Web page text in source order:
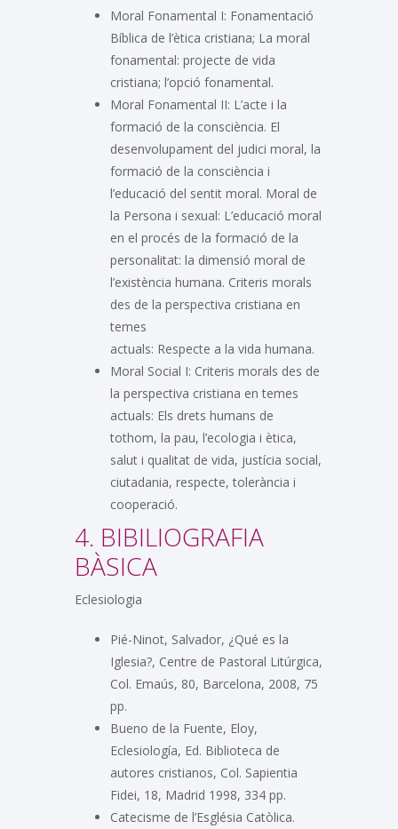
Moral Fonamental I: Fonamentació
Bíblica de l’ètica cristiana; La moral
fonamental: projecte de vida
cristiana; l’opció fonamental.
Moral Fonamental II: L’acte i la
formació de la consciència. El
desenvolupament del judici moral, la
formació de la consciència i
l’educació del sentit moral. Moral de
la Persona i sexual: L’educació moral
en el procés de la formació de la
personalitat: la dimensió moral de
l’existència humana. Criteris morals
des de la perspectiva cristiana en
temes
actuals: Respecte a la vida humana.
Moral Social I: Criteris morals des de
la perspectiva cristiana en temes
actuals: Els drets humans de
tothom, la pau, l’ecologia i ètica,
salut i qualitat de vida, justícia social,
ciutadania, respecte, tolerància i
cooperació.
4. BIBILIOGRAFIA
BÀSICA
Eclesiologia
Pié-Ninot, Salvador, ¿Qué es la
Iglesia?, Centre de Pastoral Litúrgica,
Col. Emaús, 80, Barcelona, 2008, 75
pp.
Bueno de la Fuente, Eloy,
Eclesiología, Ed. Biblioteca de
autores cristianos, Col. Sapientia
Fidei, 18, Madrid 1998, 334 pp.
Catecisme de l’Església Catòlica.